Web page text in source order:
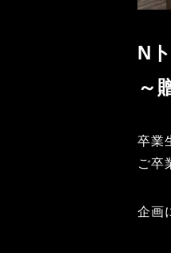
N
～
卒業
ご卒
企画